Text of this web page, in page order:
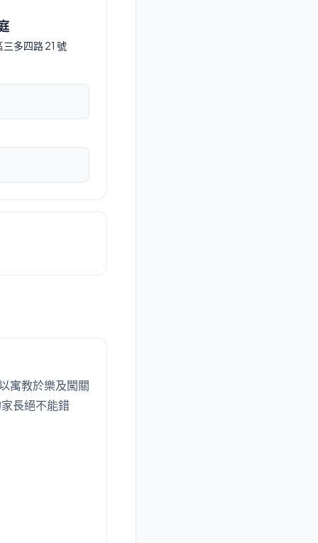
多四路 21 號
寓教於樂及闖關
長絕不能錯